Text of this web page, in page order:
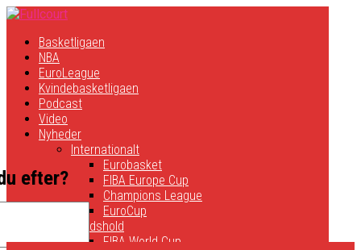
Basketligaen
NBA
EuroLeague
Kvindebasketligaen
Podcast
Video
Nyheder
Internationalt
Eurobasket
FIBA Europe Cup
Champions League
EuroCup
Landshold
FIBA World Cup
efter?